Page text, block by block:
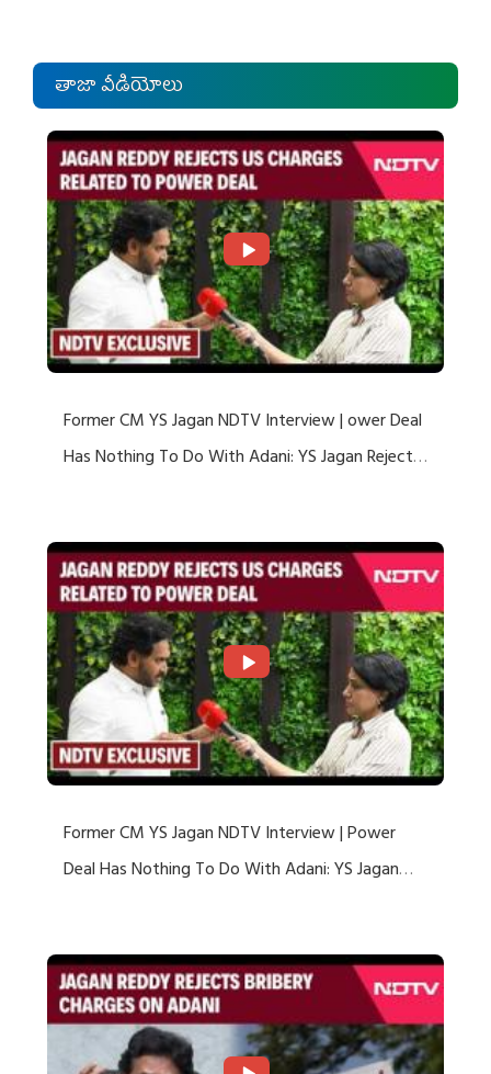
తాజా వీడియోలు
Former CM YS Jagan NDTV Interview | ower Deal
Has Nothing To Do With Adani: YS Jagan Rejects
Former CM YS Jagan NDTV Interview | Power
Deal Has Nothing To Do With Adani: YS Jagan